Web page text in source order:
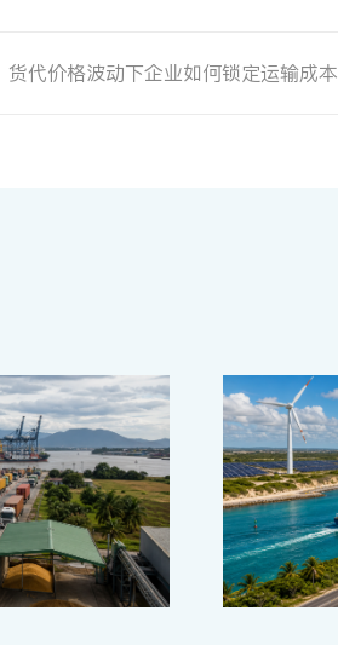
代价格波动下企业如何锁定运输成本